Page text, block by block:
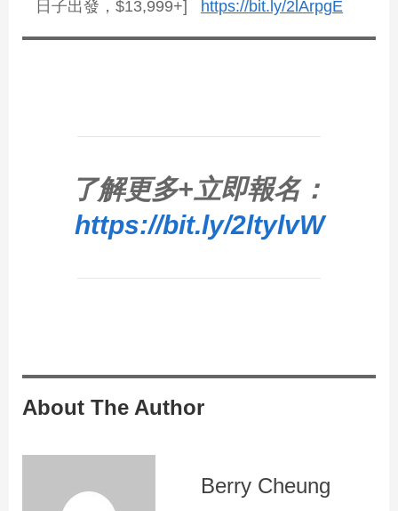
日子出發，$13,999+] https://bit.ly/2lArpgE
了解更多+立即報名：
https://bit.ly/2ltylvW
About The Author
Berry Cheung